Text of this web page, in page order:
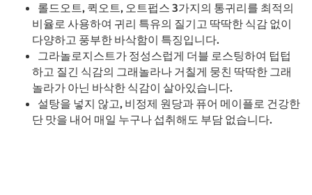
롤드오트, 퀵오트, 오트펍스 3가지의 통귀리를 최적의
비율로 사용하여 귀리 특유의 질기고 딱딱한 식감 없이
다양하고 풍부한 바삭함이 특징입니다.
그라놀로지스트가 정성스럽게 더블 로스팅하여 텁텁
하고 질긴 식감의 그래놀라나 거칠게 뭉친 딱딱한 그래
놀라가 아닌 바삭한 식감이 살아있습니다.
설탕을 넣지 않고, 비정제 원당과 퓨어 메이플로 건강한
단 맛을 내어 매일 누구나 섭취해도 부담 없습니다.